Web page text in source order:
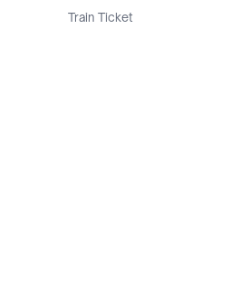
Train Ticket